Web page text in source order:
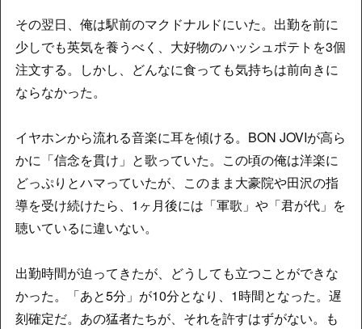
その翌日、俺は駅前のマクドナルドにいた。出勤を前に
少しでも英気を養うべく、大好物のハッシュポテトを3個
注文する。しかし、どんなに食っても気持ちは前向きに
ならなかった。
イヤホンから流れる音楽に耳を傾ける。BON JOVIが高ら
かに「信念を貫け」と歌っていた。この頃の俺は洋楽に
どっぷりとハマっていたが、このまま大豪院や田沢の指
導を受け続けたら、1ヶ月後には「軍歌」や「君が代」を
聴いているに違いない。
出勤時間が迫ってきたが、どうしても立つことができな
かった。「あと5分」が10分となり、1時間となった。遅
刻確定だ。あの猛者たちが、それを許すはずがない。も